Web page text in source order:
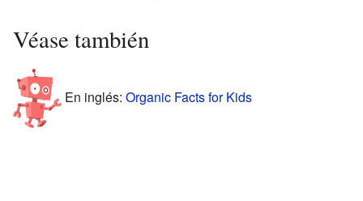
Véase también
En inglés: Organic Facts for Kids